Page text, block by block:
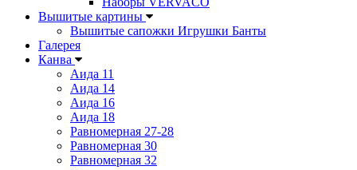
Вышитые картины
Вышитые сапожки Игрушки Банты
Галерея
Канва
Аида 11
Аида 14
Аида 16
Аида 18
Равномерная 27-28
Равномерная 30
Равномерная 32